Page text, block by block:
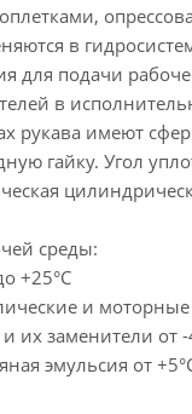
в
для подачи
в
рукава имеют
гайку. Угол
среды:
+25°C
и
их заменители от -
эмульсия от